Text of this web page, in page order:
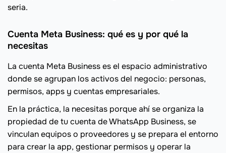
seria.
Cuenta Meta Business: qué es y por qué la
necesitas
La cuenta Meta Business es el espacio administrativo
donde se agrupan los activos del negocio: personas,
permisos, apps y cuentas empresariales.
En la práctica, la necesitas porque ahí se organiza la
propiedad de tu cuenta de WhatsApp Business, se
vinculan equipos o proveedores y se prepara el entorno
para crear la app, gestionar permisos y operar la